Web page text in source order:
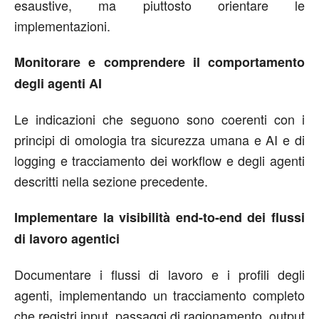
esaustive, ma piuttosto orientare le
implementazioni.
Monitorare e comprendere il comportamento
degli agenti AI
Le indicazioni che seguono sono coerenti con i
principi di omologia tra sicurezza umana e AI e di
logging e tracciamento dei workflow e degli agenti
descritti nella sezione precedente.
Implementare la visibilità end-to-end dei flussi
di lavoro agentici
Documentare i flussi di lavoro e i profili degli
agenti, implementando un tracciamento completo